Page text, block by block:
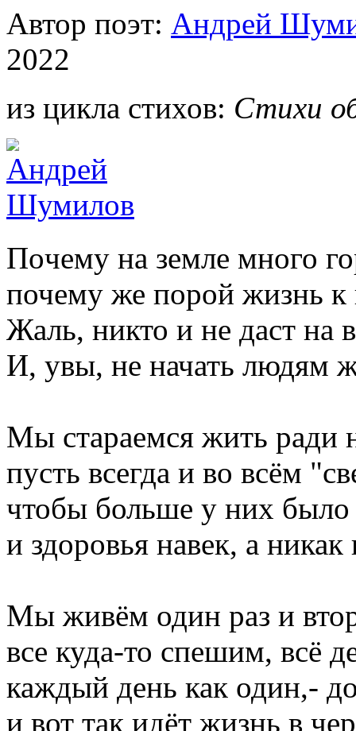
Автор поэт: Андрей
2022
из цикла стихов: Стихи
Почему на земле много
почему же порой жизнь к
Жаль, никто и не даст на
И, увы, не начать людям
Мы стараемся жить ради
пусть всегда и во всём
чтобы больше у них
и здоровья навек, а никак
Мы живём один раз и
все куда-то спешим, всё
каждый день как один,-
и вот так идёт жизнь в